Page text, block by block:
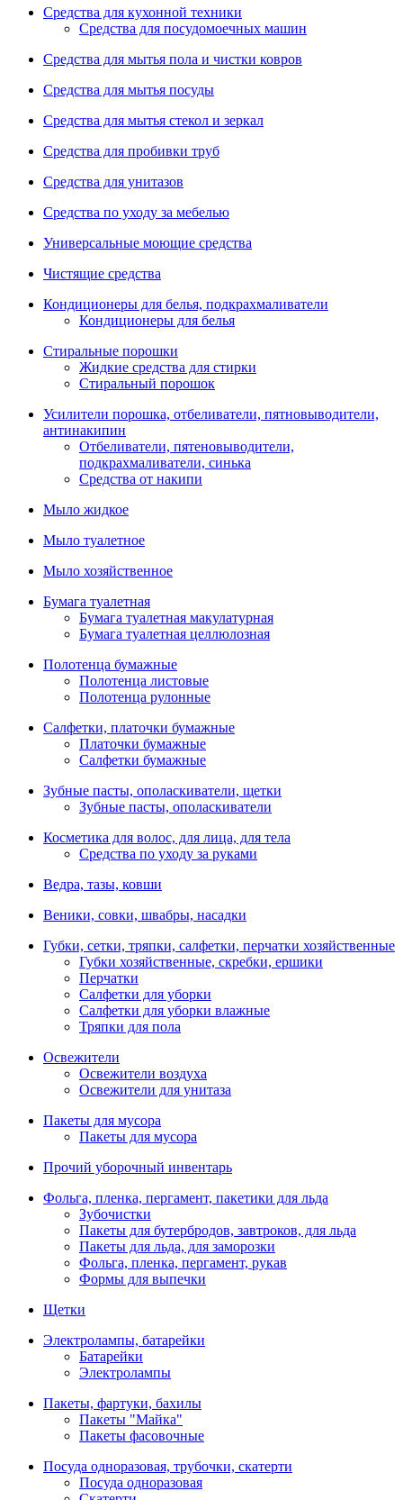
Средства для кухонной техники
Средства для посудомоечных машин
Средства для мытья пола и чистки ковров
Средства для мытья посуды
Средства для мытья стекол и зеркал
Средства для пробивки труб
Средства для унитазов
Средства по уходу за мебелью
Универсальные моющие средства
Чистящие средства
Кондиционеры для белья, подкрахмаливатели
Кондиционеры для белья
Стиральные порошки
Жидкие средства для стирки
Стиральный порошок
Усилители порошка, отбеливатели, пятновыводители,
антинакипин
Отбеливатели, пятеновыводители,
подкрахмаливатели, синька
Средства от накипи
Мыло жидкое
Мыло туалетное
Мыло хозяйственное
Бумага туалетная
Бумага туалетная макулатурная
Бумага туалетная целлюлозная
Полотенца бумажные
Полотенца листовые
Полотенца рулонные
Салфетки, платочки бумажные
Платочки бумажные
Салфетки бумажные
Зубные пасты, ополаскиватели, щетки
Зубные пасты, ополаскиватели
Косметика для волос, для лица, для тела
Средства по уходу за руками
Ведра, тазы, ковши
Веники, совки, швабры, насадки
Губки, сетки, тряпки, салфетки, перчатки хозяйственные
Губки хозяйственные, скребки, ершики
Перчатки
Салфетки для уборки
Салфетки для уборки влажные
Тряпки для пола
Освежители
Освежители воздуха
Освежители для унитаза
Пакеты для мусора
Пакеты для мусора
Прочий уборочный инвентарь
Фольга, пленка, пергамент, пакетики для льда
Зубочистки
Пакеты для бутербродов, завтроков, для льда
Пакеты для льда, для заморозки
Фольга, пленка, пергамент, рукав
Формы для выпечки
Щетки
Электролампы, батарейки
Батарейки
Электролампы
Пакеты, фартуки, бахилы
Пакеты "Майка"
Пакеты фасовочные
Посуда одноразовая, трубочки, скатерти
Посуда одноразовая